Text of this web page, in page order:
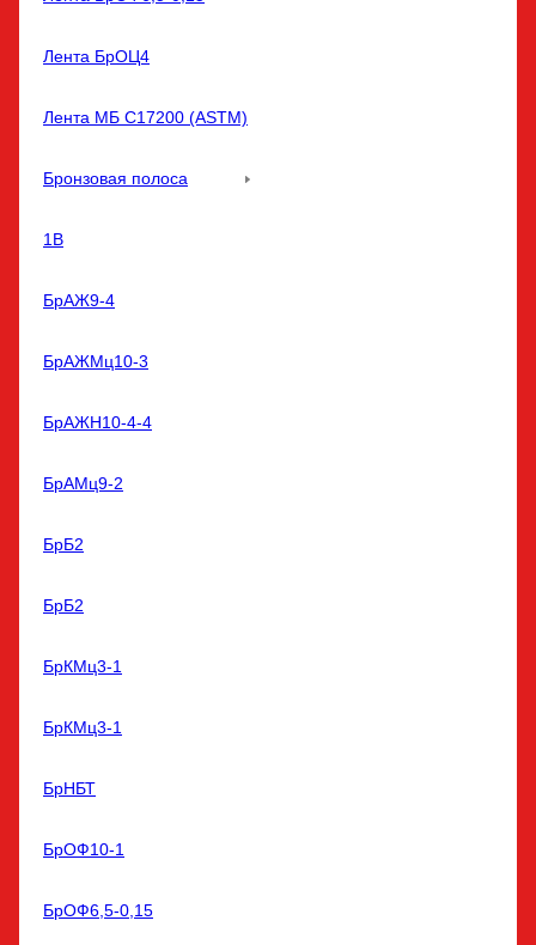
Лента БрОЦ4
Лента МБ С17200 (ASTM)
Бронзовая полоса
1В
БрАЖ9-4
БрАЖМц10-3
БрАЖН10-4-4
БрАМц9-2
БрБ2
БрБ2
БрКМц3-1
БрКМц3-1
БрНБТ
БрОФ10-1
БрОФ6,5-0,15